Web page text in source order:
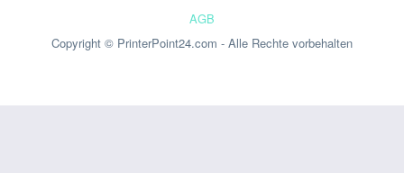
AGB
Copyright © PrinterPoint24.com - Alle Rechte vorbehalten